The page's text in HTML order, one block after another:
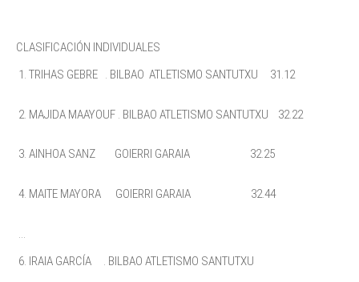
CLASIFICACIÓN INDIVIDUALES
1. TRIHAS GEBRE . BILBAO ATLETISMO SANTUTXU 31.12
2. MAJIDA MAAYOUF . BILBAO ATLETISMO SANTUTXU 32.22
3. AINHOA SANZ GOIERRI GARAIA 32.25
4. MAITE MAYORA GOIERRI GARAIA 32.44
...
6. IRAIA GARCÍA . BILBAO ATLETISMO SANTUTXU